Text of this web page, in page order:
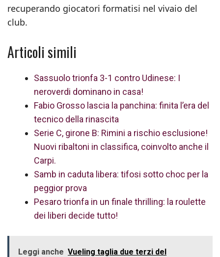
recuperando giocatori formatisi nel vivaio del
club.
Articoli simili
Sassuolo trionfa 3-1 contro Udinese: I
neroverdi dominano in casa!
Fabio Grosso lascia la panchina: finita l’era del
tecnico della rinascita
Serie C, girone B: Rimini a rischio esclusione!
Nuovi ribaltoni in classifica, coinvolto anche il
Carpi.
Samb in caduta libera: tifosi sotto choc per la
peggior prova
Pesaro trionfa in un finale thrilling: la roulette
dei liberi decide tutto!
Leggi anche Vueling taglia due terzi del